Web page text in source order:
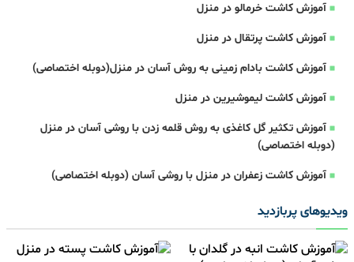
آموزش کاشت خرمالو در منزل
آموزش کاشت پرتقال در منزل
آموزش کاشت بادام زمینی به روش آسان در منزل(دوبله اختصاصی)
آموزش کاشت لیموشیرین در منزل
آموزش تکثیر گل کاغذی به روش قلمه زدن با روشی آسان در منزل
(دوبله اختصاصی)
آموزش کاشت زعفران در منزل با روشی آسان (دوبله اختصاصی)
ویدیوهای پربازدید